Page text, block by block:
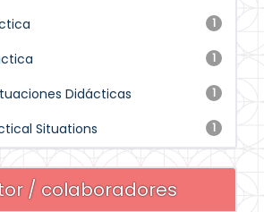
1
1
1
Didácticas
1
Situations
/ colaboradores